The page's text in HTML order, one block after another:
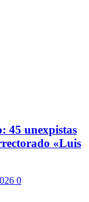
45 unexpistas
«Luis
0